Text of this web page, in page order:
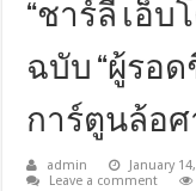
“ชาร์ลี เอ็บ
ฉบับ “ผู้รอ
การ์ตูนล้อ
admin January
Leave a comment